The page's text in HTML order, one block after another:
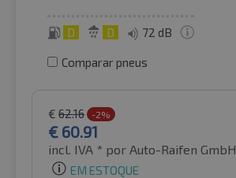
D D 72 dB
Comparar pneus
€ 62.16 -2%
€ 60.91
incl. IVA * por Auto-Raifen GmbH
EM ESTOQUE